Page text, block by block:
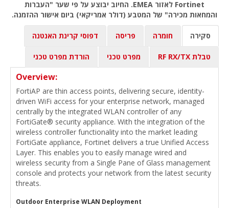
Fortinet לאזור EMEA. החיוב יבוצע על פי שער "העברות
והמחאות מכירה" של המטבע (דולר אמריקאי) ביום אישור ההזמנה.
סקירה חומרה פריסה דפוסי קרינת האנטנה
טבלת RF RX/TX מפרט טכני הורדת מפרט טכני
Overview:
FortiAP are thin access points, delivering secure, identity-
driven WiFi access for your enterprise network, managed
centrally by the integrated WLAN controller of any
FortiGate® security appliance. With the integration of the
wireless controller functionality into the market leading
FortiGate appliance, Fortinet delivers a true Unified Access
Layer. This enables you to easily manage wired and
wireless security from a Single Pane of Glass management
console and protects your network from the latest security
threats.
Outdoor Enterprise WLAN Deployment